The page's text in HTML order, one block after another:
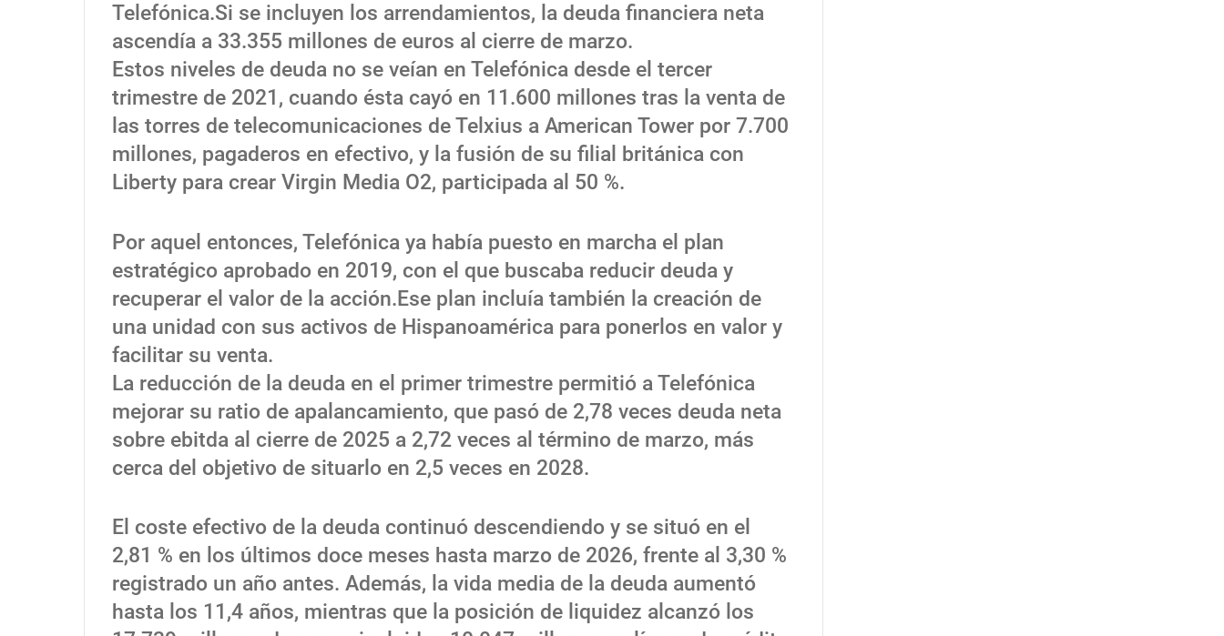
Telefónica.Si se incluyen los arrendamientos, la deuda financiera neta
ascendía a 33.355 millones de euros al cierre de marzo.
Estos niveles de deuda no se veían en Telefónica desde el tercer
trimestre de 2021, cuando ésta cayó en 11.600 millones tras la venta de
las torres de telecomunicaciones de Telxius a American Tower por 7.700
millones, pagaderos en efectivo, y la fusión de su filial británica con
Liberty para crear Virgin Media O2, participada al 50 %.
Por aquel entonces, Telefónica ya había puesto en marcha el plan
estratégico aprobado en 2019, con el que buscaba reducir deuda y
recuperar el valor de la acción.Ese plan incluía también la creación de
una unidad con sus activos de Hispanoamérica para ponerlos en valor y
facilitar su venta.
La reducción de la deuda en el primer trimestre permitió a Telefónica
mejorar su ratio de apalancamiento, que pasó de 2,78 veces deuda neta
sobre ebitda al cierre de 2025 a 2,72 veces al término de marzo, más
cerca del objetivo de situarlo en 2,5 veces en 2028.
El coste efectivo de la deuda continuó descendiendo y se situó en el
2,81 % en los últimos doce meses hasta marzo de 2026, frente al 3,30 %
registrado un año antes. Además, la vida media de la deuda aumentó
hasta los 11,4 años, mientras que la posición de liquidez alcanzó los